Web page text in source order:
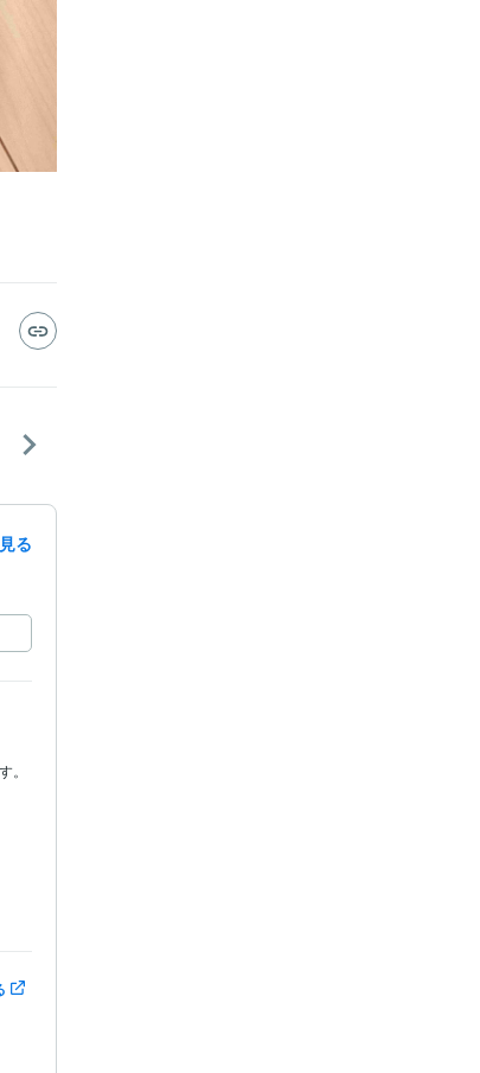
る
。